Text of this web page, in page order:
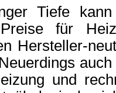
Tiefe
für
Hersteller-
und